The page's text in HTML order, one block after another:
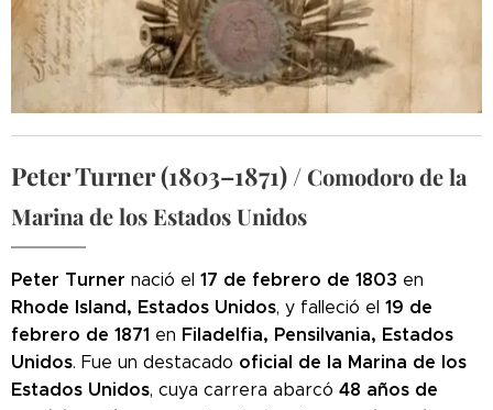
Peter Turner (1803–1871) / Comodoro de la
Marina de los Estados Unidos
Peter Turner nació el 17 de febrero de 1803 en
Rhode Island, Estados Unidos, y falleció el 19 de
febrero de 1871 en Filadelfia, Pensilvania, Estados
Unidos. Fue un destacado oficial de la Marina de los
Estados Unidos, cuya carrera abarcó 48 años de